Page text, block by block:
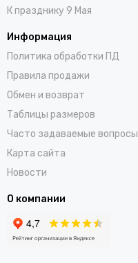
К празднику 9 Мая
Информация
Политика обработки ПД
Правила продажи
Обмен и возврат
Таблицы размеров
Часто задаваемые вопросы
Карта сайта
Новости
О компании